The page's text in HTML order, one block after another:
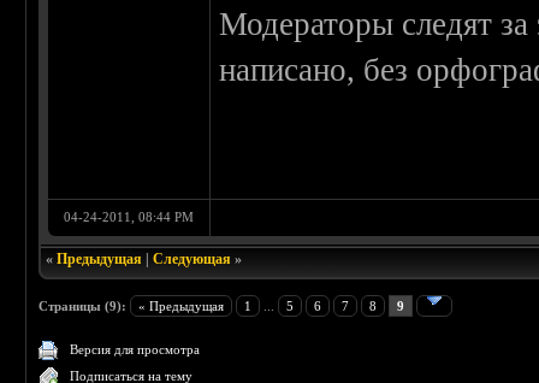
Модераторы следят
написано, без
04-24-2011, 08:44 PM
«Предыдущая |Следующая »
Страницы (9): « Предыдущая 1 5 6 7 8 9
Версия для просмотра
Подписаться на тему